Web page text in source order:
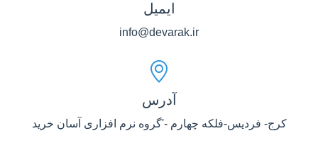
ایمیل
info@devarak.ir
آدرس
کرج- فردیس-فلکه چهارم -'گروه نرم افزاری آسان خرید